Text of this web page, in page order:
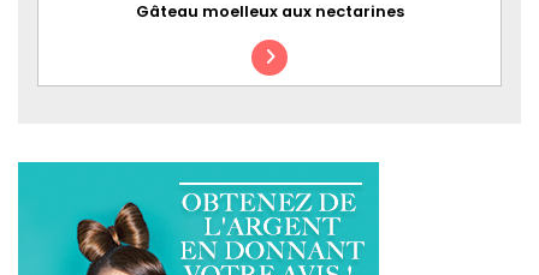
Gâteau moelleux aux nectarines